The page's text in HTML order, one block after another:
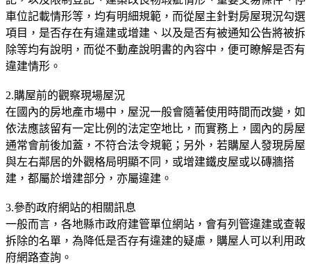
車位記載情形等，均有明細規範，而從屋主針對房屋現況勾選
項目，是否存在有違建或增建、以及是否有被通知公告將被拆
除等均有說明，而從不動產說明書的內容中，便可瞭解是否有
違建情形。
2.購屋前的觀察現場屋況
在國內的房地產市場中，屋況一般會隨著使用時間而改變，如
依法應該留有一定比例的法定空地比，而實務上，國內的房屋
通常會前後加蓋，不符合法令規範；另外，若購屋人發現房屋
與左右鄰居的外觀格局明顯不同，或增建鐵皮屋或以磚牆搭
建，都屬於增建部分，亦屬違建。
3.參酌政府網站的相關訊息
一般而言，各地縣市政府建管單位網站，會有列管違建或查報
拆除的名單，為降低是否存有違建的疑慮，購屋人可以利用政
府網路查詢。